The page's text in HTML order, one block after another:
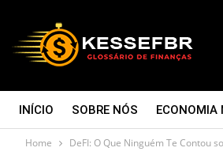
INÍCIO SOBRE NÓS ECONOMIA
CONTATO
Home DeFI: O Que Ninguém Te Contou